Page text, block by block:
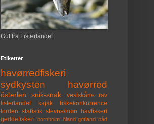
Guf fra Listerlandet
Etiketter
havørredfiskeri
sydkysten
havørred
österlen snik-snak vestskåne
rav
listerlandet
kajak
fiskekonkurrence
torden statistik stevns/møn
havfiskeri
geddefiskeri bornholm öland gotland båd